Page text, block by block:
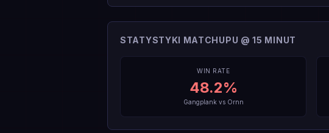
STATYSTYKI MATCHUPU @ 15 MINUT
WIN RATE
48.2%
Gangplank vs Ornn